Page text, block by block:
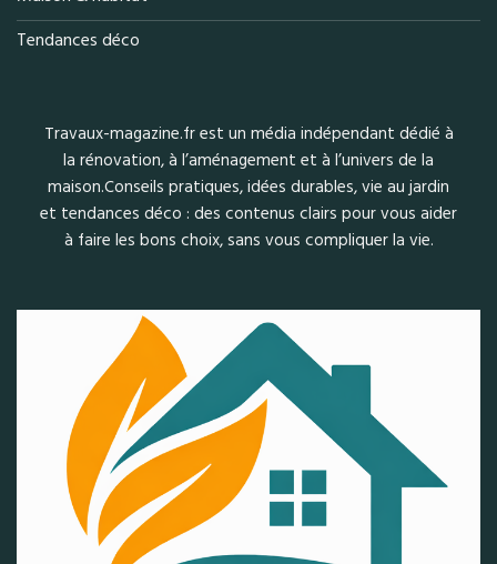
Tendances déco
Travaux-magazine.fr est un média indépendant dédié à
la rénovation, à l’aménagement et à l’univers de la
maison.Conseils pratiques, idées durables, vie au jardin
et tendances déco : des contenus clairs pour vous aider
à faire les bons choix, sans vous compliquer la vie.